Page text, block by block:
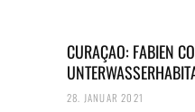
CURAÇAO: FABIEN
28. JANUAR 2021